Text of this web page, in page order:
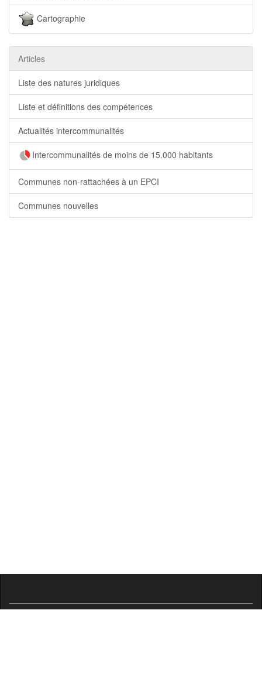
Cartographie
Articles
Liste des natures juridiques
Liste et définitions des compétences
Actualités intercommunalités
Intercommunalités de moins de 15.000 habitants
Communes non-rattachées à un EPCI
Communes nouvelles